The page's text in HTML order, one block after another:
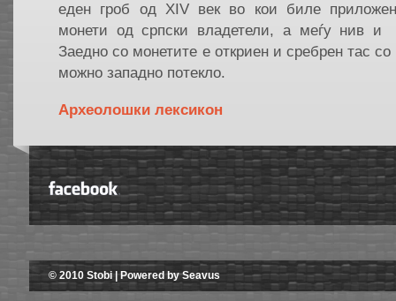
еден гроб од ΧΙV век во кои биле
монети од српски владетели, а меѓу нив и
Заедно со монетите е откриен и сребрен тас со
можно западно потекло.
Aрхеолошки лексикон
© 2010 Stobi | Powered by Seavus